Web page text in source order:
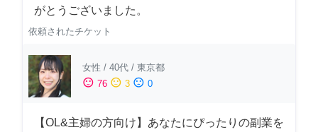
がとうございました。
依頼されたチケット
女性 / 40代 / 東京都
sentiment_satisfied 76 sentiment_neutral 3 sentiment_dissatisfied 0
【OL&主婦の方向け】あなたにぴったりの副業を